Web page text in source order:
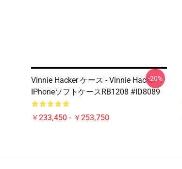
Vinnie Hacker ケース - Vinnie Hacker
IPhoneソフトケースRB1208 #ID8089
￥233,450 - ￥253,750
-20%